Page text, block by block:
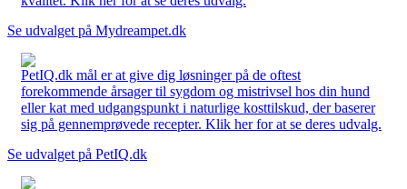
Se udvalget på Mydreampet.dk
PetIQ.dk mål er at give dig løsninger på de oftest
forekommende årsager til sygdom og mistrivsel hos din hund
eller kat med udgangspunkt i naturlige kosttilskud, der baserer
sig på gennemprøvede recepter. Klik her for at se deres udvalg.
Se udvalget på PetIQ.dk